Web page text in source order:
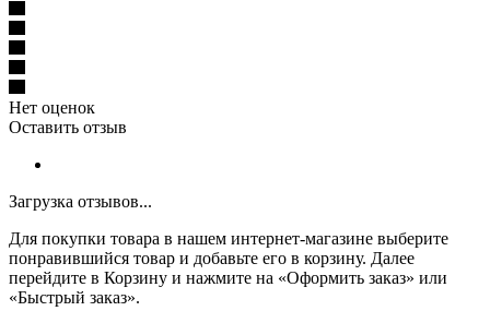
Нет оценок
Оставить отзыв
Загрузка отзывов...
Для покупки товара в нашем интернет-магазине выберите
понравившийся товар и добавьте его в корзину. Далее
перейдите в Корзину и нажмите на «Оформить заказ» или
«Быстрый заказ».